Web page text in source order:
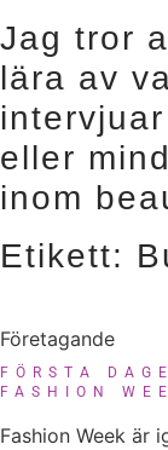
Jag tror
lära av
eller
inom
Etikett:
Företagande
FÖRSTA
FASHION
Fashion Week är